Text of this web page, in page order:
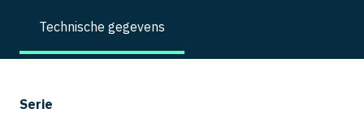
Technische gegevens
Serie